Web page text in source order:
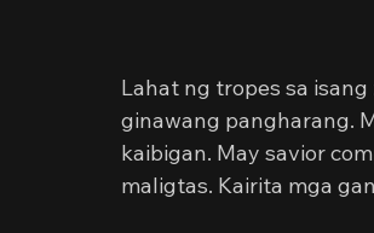
Lahat ng tropes sa
ginawang pangharang.
kaibigan. May savior
maligtas. Kairita mga